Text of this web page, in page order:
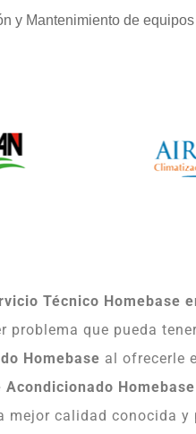
y Mantenimiento de
Técnico Homebase
problema que pueda
Homebase al ofrecerle
mejor calidad conocida y